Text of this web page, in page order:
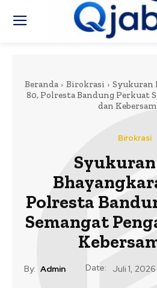
Beranda Birokrasi
Syukuran
80, Polresta Bandung Perkuat
dan
Birokrasi
Polresta
Semangat
By: Admin Date: Juli 1, 2026